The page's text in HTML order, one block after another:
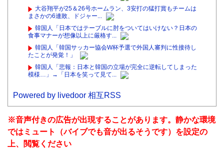
大谷翔平が25＆26号ホームラン、3安打の猛打賞もチームは
まさかの6連敗、ドジャー...
韓国人「日本ではテーブルに肘をついてはいけない？日本の
食事マナーが想像以上に厳格す...
韓国人「韓国サッカー協会W杯予選で外国人審判に性接待し
たことが発覚！」
韓国人「悲報：日本と韓国の立場が完全に逆転してしまった
模様…」→「日本を笑って見て...
Powered by livedoor 相互RSS
※音声付きの広告が出現することがあります。静かな環境
ではミュート（バイブでも音が出るそうです）を設定の
上、閲覧ください